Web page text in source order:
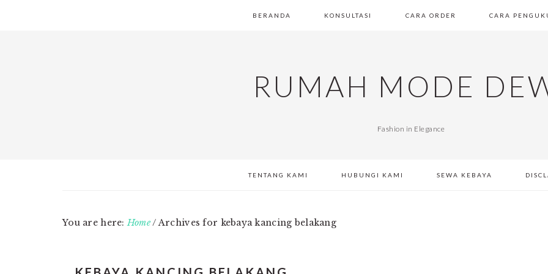
BERANDA KONSULTASI CARA ORDER CARA
RUMAH MODE
Fashion in Elegance
TENTANG KAMI HUBUNGI KAMI SEWA KEBAYA
You are here:Home/Archives for kebaya kancing belakang